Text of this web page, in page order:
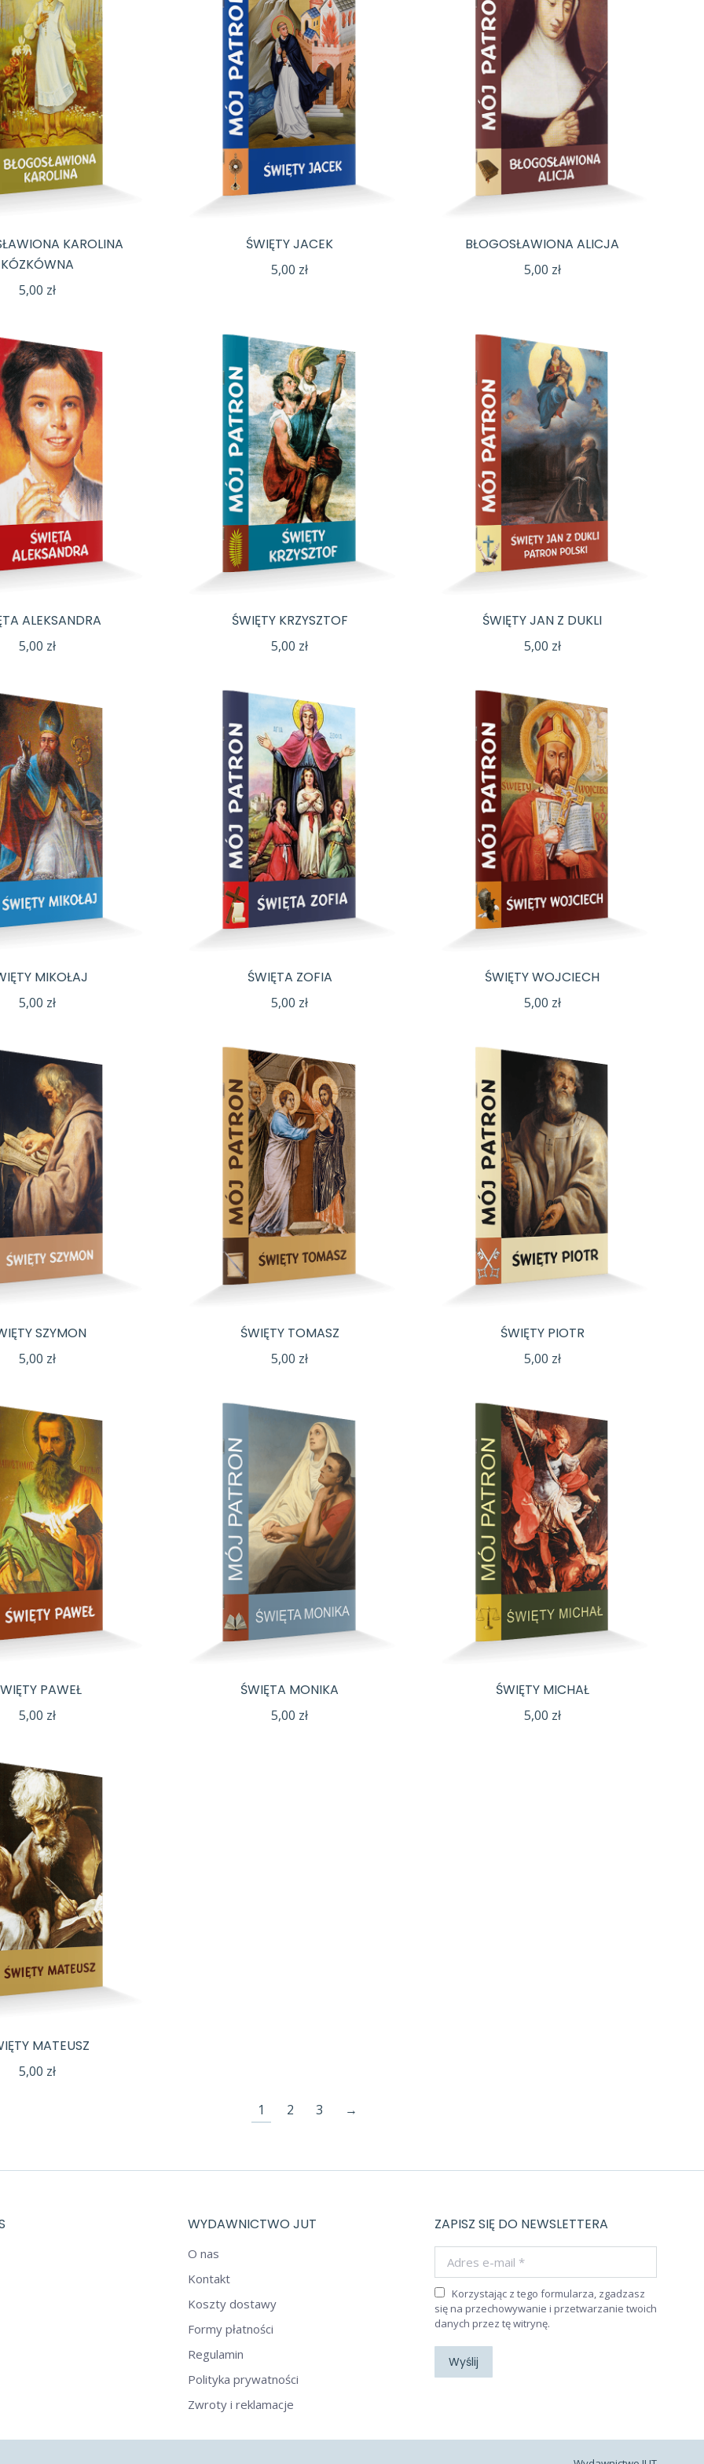
KAROLINA
KÓZKÓWNA
5,00 zł
ŚWIĘTY JACEK
5,00 zł
BŁOGOSŁAWIONA ALICJA
5,00 zł
ALEKSANDRA
5,00 zł
ŚWIĘTY KRZYSZTOF
5,00 zł
ŚWIĘTY JAN Z DUKLI
5,00 zł
MIKOŁAJ
5,00 zł
ŚWIĘTA ZOFIA
5,00 zł
ŚWIĘTY WOJCIECH
5,00 zł
SZYMON
5,00 zł
ŚWIĘTY TOMASZ
5,00 zł
ŚWIĘTY PIOTR
5,00 zł
PAWEŁ
5,00 zł
ŚWIĘTA MONIKA
5,00 zł
ŚWIĘTY MICHAŁ
5,00 zł
MATEUSZ
5,00 zł
1 2 3 →
WYDAWNICTWO JUT
O nas
Kontakt
Koszty dostawy
Formy płatności
Regulamin
Polityka prywatności
Zwroty i reklamacje
ZAPISZ SIĘ DO NEWSLETTERA
Korzystając z tego formularza, zgadzasz
się na przechowywanie i przetwarzanie twoich
danych przez tę witrynę.
Wyślij